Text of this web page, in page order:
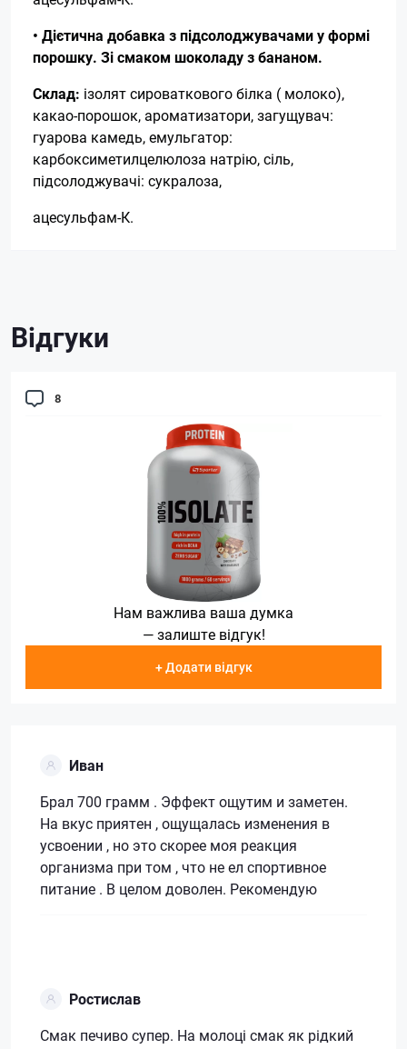
• Дієтична добавка з підсолоджувачами у формі
порошку. Зі смаком шоколаду з бананом.
Склад: ізолят сироваткового білка ( молоко),
какао-порошок, ароматизатори, загущувач:
гуарова камедь, емульгатор:
карбоксиметилцелюлоза натрію, сіль,
підсолоджувачі: сукралоза,
ацесульфам-К.
Відгуки
8
Нам важлива ваша думка
— залиште відгук!
+ Додати відгук
Иван
Брал 700 грамм . Эффект ощутим и заметен.
На вкус приятен , ощущалась изменения в
усвоении , но это скорее моя реакция
организма при том , что не ел спортивное
питание . В целом доволен. Рекомендую
Ростислав
Смак печиво супер. На молоці смак як рідкий